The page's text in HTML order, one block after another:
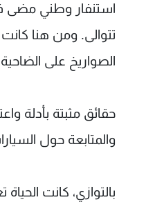
استنفار وطني مضى
تتوالى. ومن هنا
الصواريخ على
حقائق مثبتة بأدلة
والمتابعة حول
بالتوازي، كانت